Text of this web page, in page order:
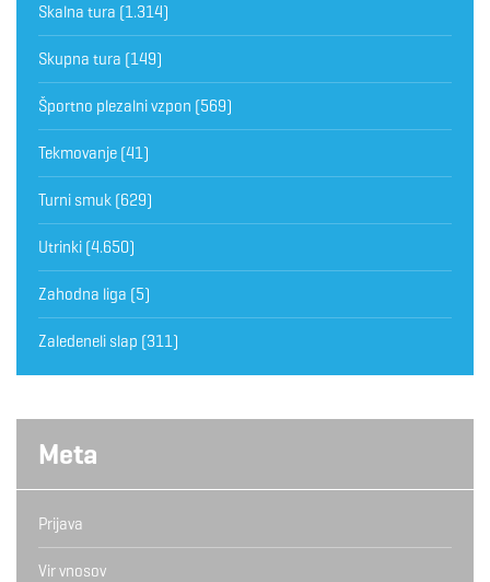
Skalna tura (1.314)
Skupna tura (149)
Športno plezalni vzpon (569)
Tekmovanje (41)
Turni smuk (629)
Utrinki (4.650)
Zahodna liga (5)
Zaledeneli slap (311)
Meta
Prijava
Vir vnosov